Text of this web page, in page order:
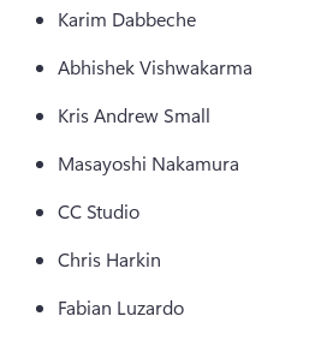
Karim Dabbeche
Abhishek Vishwakarma
Kris Andrew Small
Masayoshi Nakamura
CC Studio
Chris Harkin
Fabian Luzardo